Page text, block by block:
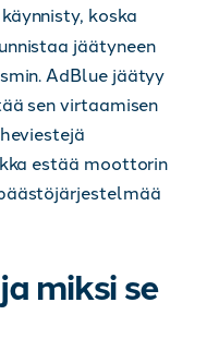
koska
jäätyneen
AdBlue jäätyy
sen virtaamisen
estää moottorin
miksi se